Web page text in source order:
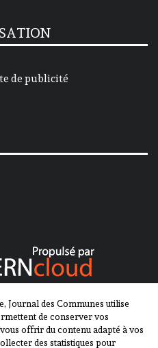
de publicité
Journal des Communes utilise
de conserver vos
offrir du contenu adapté à vos
des statistiques pour